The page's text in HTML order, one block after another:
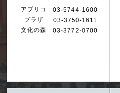
アプリコ 03-5744-1600
プラザ 03-3750-1611
文化の森 03-3772-0700